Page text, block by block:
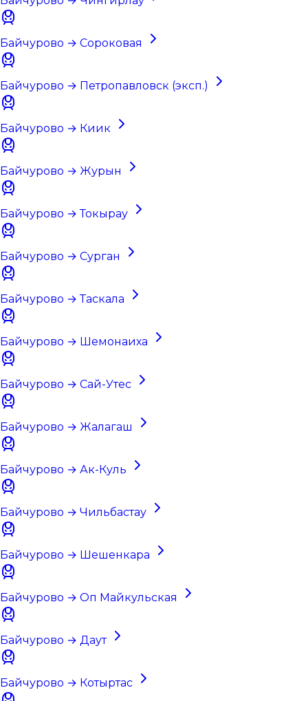
Байчурово → Сороковая
Байчурово → Петропавловск (эксп.)
Байчурово → Киик
Байчурово → Журын
Байчурово → Токырау
Байчурово → Сурган
Байчурово → Таскала
Байчурово → Шемонаиха
Байчурово → Сай-Утес
Байчурово → Жалагаш
Байчурово → Ак-Куль
Байчурово → Чильбастау
Байчурово → Шешенкара
Байчурово → Оп Майкульская
Байчурово → Даут
Байчурово → Котыртас